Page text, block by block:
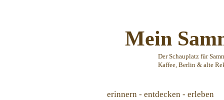
Mein
Der Schauplatz für
Kaffee, Berlin & alte
erinnern - entdecken - erleben